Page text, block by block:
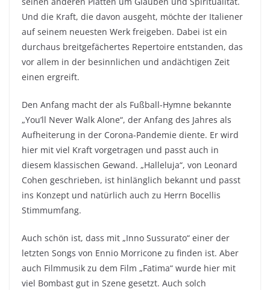
Und die Kraft, die davon ausgeht, möchte der Italiener
auf seinem neuesten Werk freigeben. Dabei ist ein
durchaus breitgefächertes Repertoire entstanden, das
vor allem in der besinnlichen und andächtigen Zeit
einen ergreift.
Den Anfang macht der als Fußball-Hymne bekannte
„You’ll Never Walk Alone“, der Anfang des Jahres als
Aufheiterung in der Corona-Pandemie diente. Er wird
hier mit viel Kraft vorgetragen und passt auch in
diesem klassischen Gewand. „Halleluja“, von Leonard
Cohen geschrieben, ist hinlänglich bekannt und passt
ins Konzept und natürlich auch zu Herrn Bocellis
Stimmumfang.
Auch schön ist, dass mit „Inno Sussurato“ einer der
letzten Songs von Ennio Morricone zu finden ist. Aber
auch Filmmusik zu dem Film „Fatima“ wurde hier mit
viel Bombast gut in Szene gesetzt. Auch solch